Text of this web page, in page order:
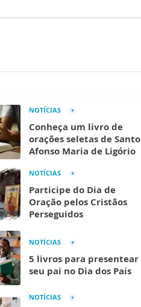
NOTÍCIAS
Conheça um livro de
orações seletas de Santo
Afonso Maria de Ligório
NOTÍCIAS
Participe do Dia de
Oração pelos Cristãos
Perseguidos
NOTÍCIAS
5 livros para presentear
seu pai no Dia dos Pais
NOTÍCIAS